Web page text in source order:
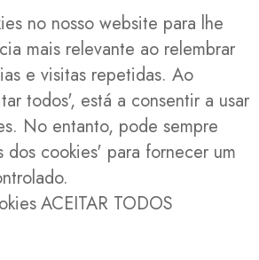
no nosso website para lhe
mais relevante ao relembrar
e visitas repetidas. Ao
todos', está a consentir a usar
No entanto, pode sempre
cookies' para fornecer um
ACEITAR TODOS